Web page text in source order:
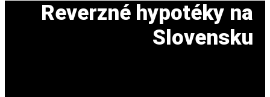
Reverzné hypotéky na
Slovensku